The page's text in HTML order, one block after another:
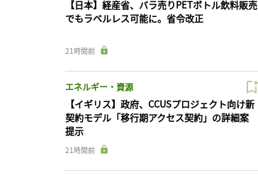
【日本】経産省、バラ売りPETボトル飲料販売
でもラベルレス可能に。省令改正
21時間前
エネルギー・資源
【イギリス】政府、CCUSプロジェクト向け新
契約モデル「移行期アクセス契約」の詳細案
提示
21時間前